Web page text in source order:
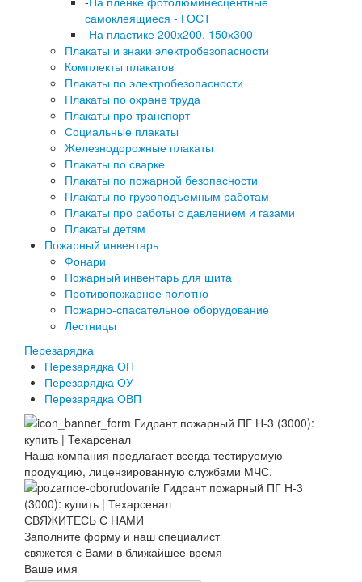
самоклеящиеся - ГОСТ
-На пластике 200х200, 150х300
Плакаты и знаки электробезопасности
Комплекты плакатов
Плакаты по электробезопасности
Плакаты по охране труда
Плакаты про транспорт
Социальные плакаты
Железнодорожные плакаты
Плакаты по сварке
Плакаты по пожарной безопасности
Плакаты по грузоподъемным работам
Плакаты про работы с давлением и газами
Плакаты детям
Пожарный инвентарь
Фонари
Пожарный инвентарь для щита
Противопожарное полотно
Пожарно-спасательное оборудование
Лестницы
Перезарядка
Перезарядка ОП
Перезарядка ОУ
Перезарядка ОВП
Наша компания предлагает всегда тестируемую
продукцию, лицензированную службами МЧС.
СВЯЖИТЕСЬ С НАМИ
Заполните форму и наш специалист
свяжется с Вами в ближайшее время
Ваше имя